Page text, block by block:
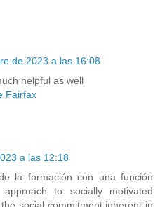
de 2023 a las 16:08
helpful as well
Fairfax
a las 12:18
la formación con una función
to socially motivated
social commitment inherent in